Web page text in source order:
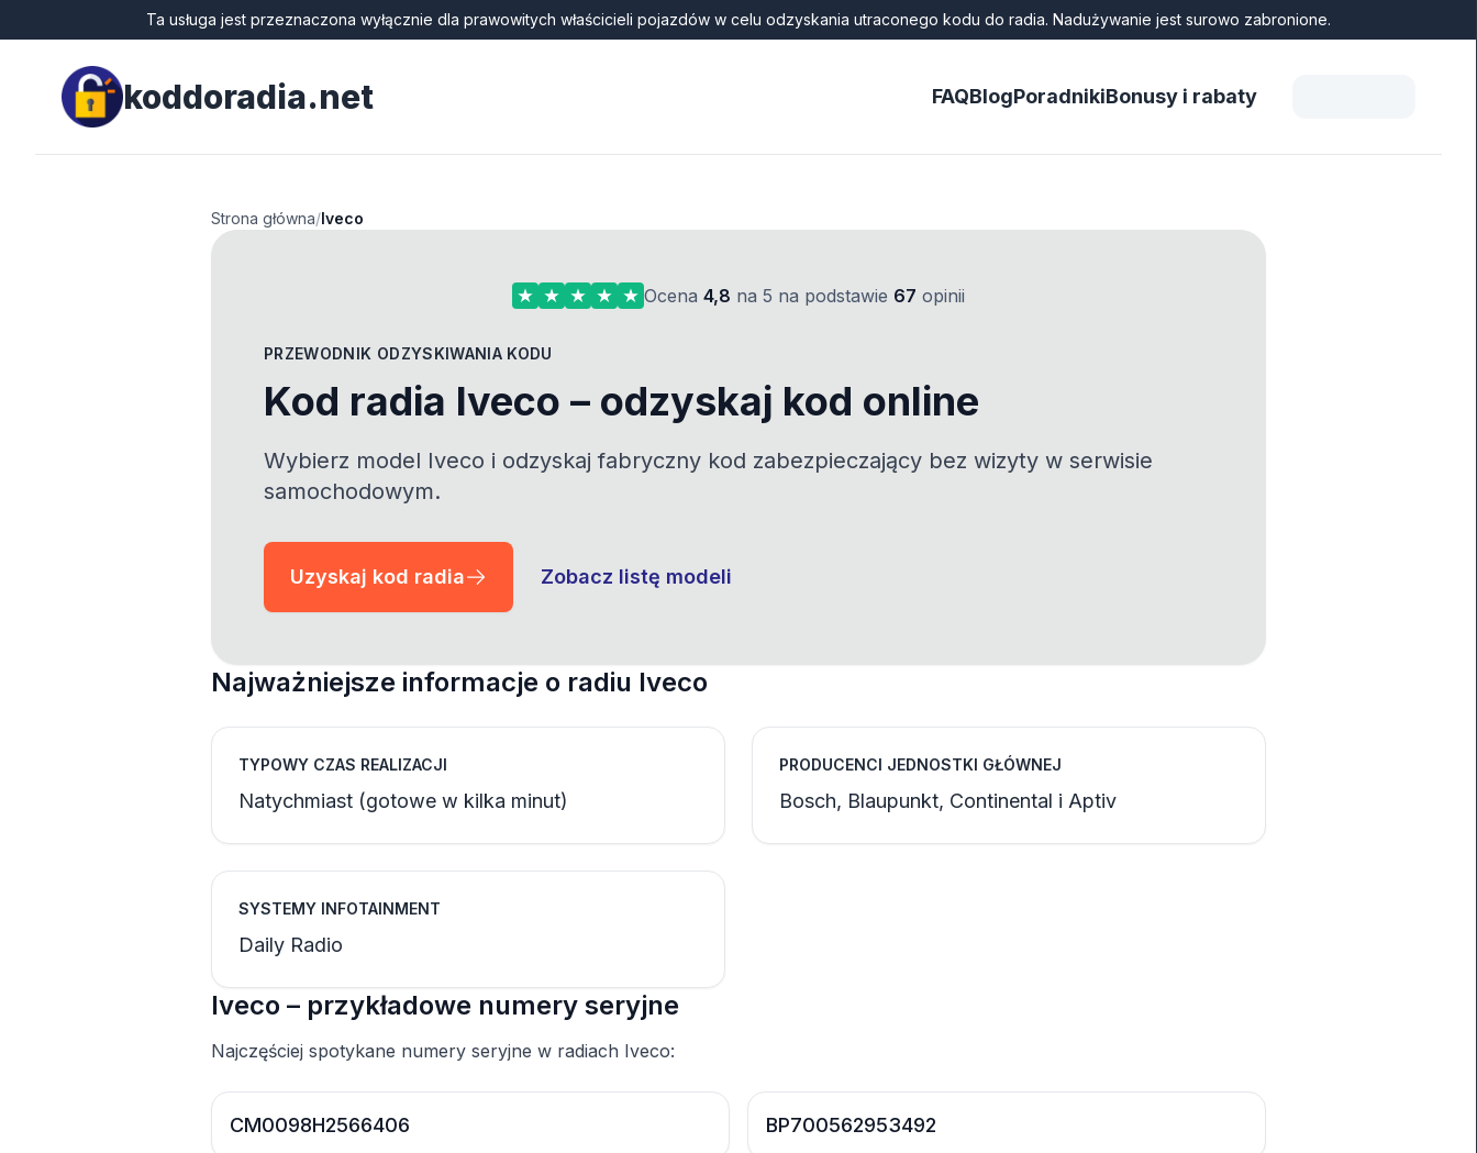
Ta usługa jest przeznaczona wyłącznie dla prawowitych właścicieli pojazdów w celu odzyskania utraconego kodu do radia. Nadużywanie jest surowo zabronione.
koddoradia.net FAQBlogPoradnikiBonusy i rabaty
Strona główna/Iveco
Ocena 4,8 na 5 na podstawie 67 opinii
PRZEWODNIK ODZYSKIWANIA KODU
Kod radia Iveco – odzyskaj kod online
Wybierz model Iveco i odzyskaj fabryczny kod zabezpieczający bez wizyty w serwisie
samochodowym.
Uzyskaj kod radia Zobacz listę modeli
Najważniejsze informacje o radiu Iveco
TYPOWY CZAS REALIZACJI
Natychmiast (gotowe w kilka minut)
PRODUCENCI JEDNOSTKI GŁÓWNEJ
Bosch, Blaupunkt, Continental i Aptiv
SYSTEMY INFOTAINMENT
Daily Radio
Iveco – przykładowe numery seryjne
Najczęściej spotykane numery seryjne w radiach Iveco:
CM0098H2566406 BP700562953492